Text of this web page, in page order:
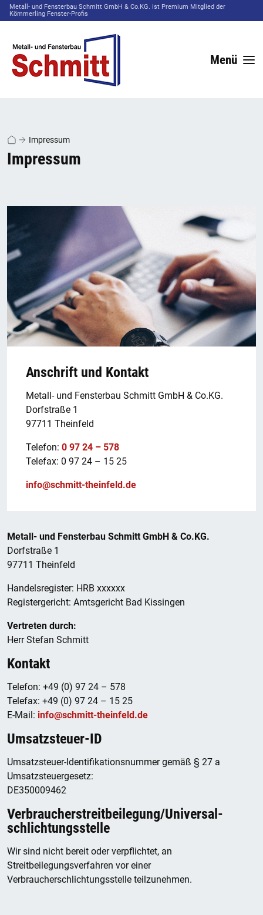
Metall- und Fensterbau Schmitt GmbH & Co.KG. ist Premium Mitglied der
Kömmerling Fenster-Profis
Menü
Impressum
Impressum
Anschrift und Kontakt
Metall- und Fensterbau Schmitt GmbH & Co.KG.
Dorfstraße 1
97711 Theinfeld
Telefon: 0 97 24 – 578
Telefax: 0 97 24 – 15 25
info@schmitt-theinfeld.de
Metall- und Fensterbau Schmitt GmbH & Co.KG.
Dorfstraße 1
97711 Theinfeld
Handelsregister: HRB xxxxxx
Registergericht: Amtsgericht Bad Kissingen
Vertreten durch:
Herr Stefan Schmitt
Kontakt
Telefon: +49 (0) 97 24 – 578
Telefax: +49 (0) 97 24 – 15 25
E-Mail: info@schmitt-theinfeld.de
Umsatzsteuer-ID
Umsatzsteuer-Identifikationsnummer gemäß § 27 a
Umsatzsteuergesetz:
DE350009462
Verbraucher­streit­beilegung/Universal­
schlichtungs­stelle
Wir sind nicht bereit oder verpflichtet, an
Streitbeilegungsverfahren vor einer
Verbraucherschlichtungsstelle teilzunehmen.